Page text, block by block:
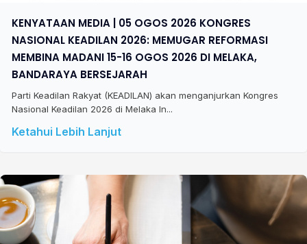
KENYATAAN MEDIA | 05 OGOS 2026 KONGRES
NASIONAL KEADILAN 2026: MEMUGAR REFORMASI
MEMBINA MADANI 15-16 OGOS 2026 DI MELAKA,
BANDARAYA BERSEJARAH
Parti Keadilan Rakyat (KEADILAN) akan menganjurkan Kongres
Nasional Keadilan 2026 di Melaka In...
Ketahui Lebih Lanjut